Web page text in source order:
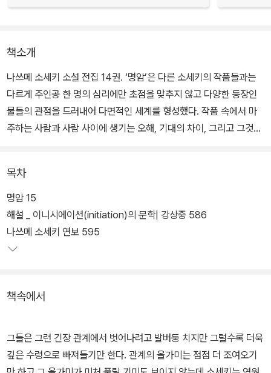
책소개
나쓰메 소세키 소설 전집 14권. ‘명암’은 다른 소세키의 작품들과는
다르게 주인공 한 명의 심리에만 초점을 맞추지 않고 다양한 등장인
물들의 관점을 드러내어 다면적인 세계를 형성했다. 작품 속에서 마
주하는 사람과 사람 사이에 생기는 오해, 기대의 차이, 그리고 그것이
쓰다와 노부는 이제 막 결혼한 신혼부부임에도 도무지 거리감이 좁혀
지지 않는다. 쓰다는 아내의 눈빛에 아무 이유 없이 돌연 거부감을 느
끼기도 하고, 노부는 남편을 자신에게 끝없는 희생만 요구하는 ‘까다
로운 남자’라고 생각한다.
다는 쓰다대로 아집에 사로잡혀 아내는 물론이고 어릴 때 자신을 키
부대로 결혼하기 전에 함께 살았던 고모네 가족에게 자기 부부의 허
물을 드러내지 않기 위해 전전긍긍한다.
목차
명암 15
해설 _ 이니시에이션(initiation)의 문학| 강상중 586
나쓰메 소세키 연보 595
책속에서
그들은 그런 긴장 관계에서 벗어나려고 발버둥 치지만 그럴수록 더욱
깊은 수렁으로 빠져들기만 한다. 관계의 올가미는 점점 더 조여오기